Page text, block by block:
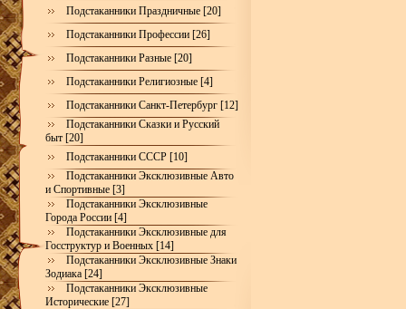
Подстаканники Праздничные [20]
Подстаканники Профессии [26]
Подстаканники Разные [20]
Подстаканники Религиозные [4]
Подстаканники Санкт-Петербург [12]
Подстаканники Сказки и Русский
быт [20]
Подстаканники СССР [10]
Подстаканники Эксклюзивные Авто
и Спортивные [3]
Подстаканники Эксклюзивные
Города России [4]
Подстаканники Эксклюзивные для
Госструктур и Военных [14]
Подстаканники Эксклюзивные Знаки
Зодиака [24]
Подстаканники Эксклюзивные
Исторические [27]